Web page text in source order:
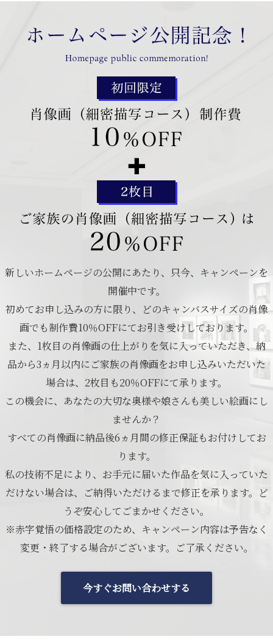
新しいホームページの公開にあたり、只今、キャンペーンを
開催中です。
初めてお申し込みの方に限り、どのキャンバスサイズの肖像
画でも制作費10％OFFにてお引き受けしております。
また、1枚目の肖像画の仕上がりを気に入っていただき、納
品から3ヵ月以内にご家族の肖像画をお申し込みいただいた
場合は、2枚目も20％OFFにて承ります。
この機会に、あなたの大切な奥様や娘さんも美しい絵画にし
ませんか？
すべての肖像画に納品後6ヵ月間の修正保証もお付けしてお
ります。
私の技術不足により、お手元に届いた作品を気に入っていた
だけない場合は、ご納得いただけるまで修正を承ります。ど
うぞ安心してごまかせください。
※赤字覚悟の価格設定のため、キャンペーン内容は予告なく
変更・終了する場合がございます。ご了承ください。
今すぐお問い合わせする